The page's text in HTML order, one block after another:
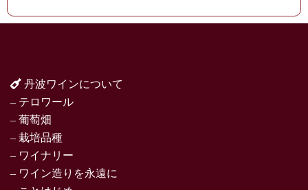
丹波ワインについて
– テロワール
– 葡萄畑
– 栽培品種
– ワイナリー
– ワイン造りを永遠に